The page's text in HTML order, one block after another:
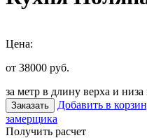
Цена:
от 38000 руб.
за метр в длину верха и низа
Заказать Добавить в
замерщика
Получить расчет